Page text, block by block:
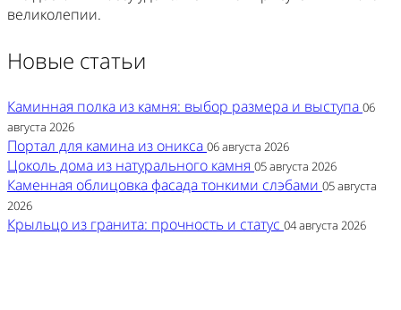
великолепии.
Новые статьи
Каминная полка из камня: выбор размера и выступа 06
августа 2026
Портал для камина из оникса 06 августа 2026
Цоколь дома из натурального камня 05 августа 2026
Каменная облицовка фасада тонкими слэбами 05 августа
2026
Крыльцо из гранита: прочность и статус 04 августа 2026